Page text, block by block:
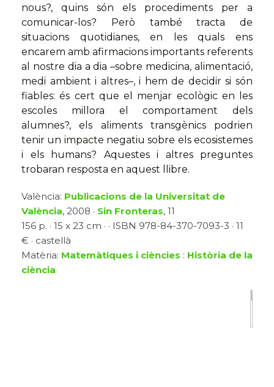
nous?, quins són els procediments per a
comunicar-los? Però també tracta de
situacions quotidianes, en les quals ens
encarem amb afirmacions importants referents
al nostre dia a dia –sobre medicina, alimentació,
medi ambient i altres–, i hem de decidir si són
fiables: és cert que el menjar ecològic en les
escoles millora el comportament dels
alumnes?, els aliments transgènics podrien
tenir un impacte negatiu sobre els ecosistemes
i els humans? Aquestes i altres preguntes
trobaran resposta en aquest llibre.
València: Publicacions de la Universitat de
València, 2008 · Sin Fronteras, 11
156 p. · 15 x 23 cm · · ISBN 978-84-370-7093-3 · 11
€ · castellà
Matèria: Matemàtiques i ciències : Història de la
ciència